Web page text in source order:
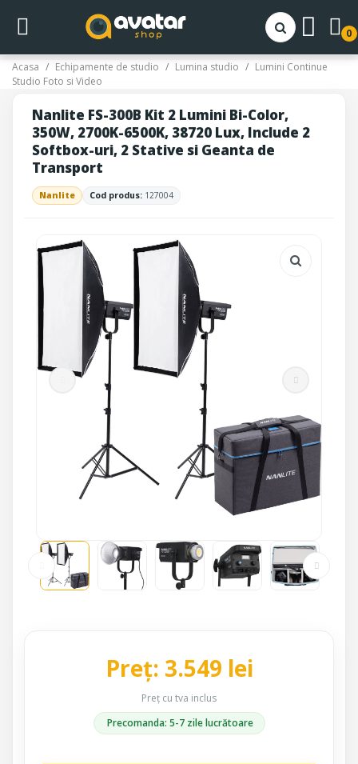
0
Acasa Echipamente de studio Lumina studio
Lumini Continue
Studio Foto si Video
Nanlite FS-300B Kit 2 Lumini Bi-Color,
350W, 2700K-6500K, 38720 Lux, Include 2
Softbox-uri, 2 Stative si Geanta de
Transport
Nanlite Cod produs: 127004
Preț: 3.549 lei
Preț cu tva inclus
Precomanda: 5-7 zile lucrătoare